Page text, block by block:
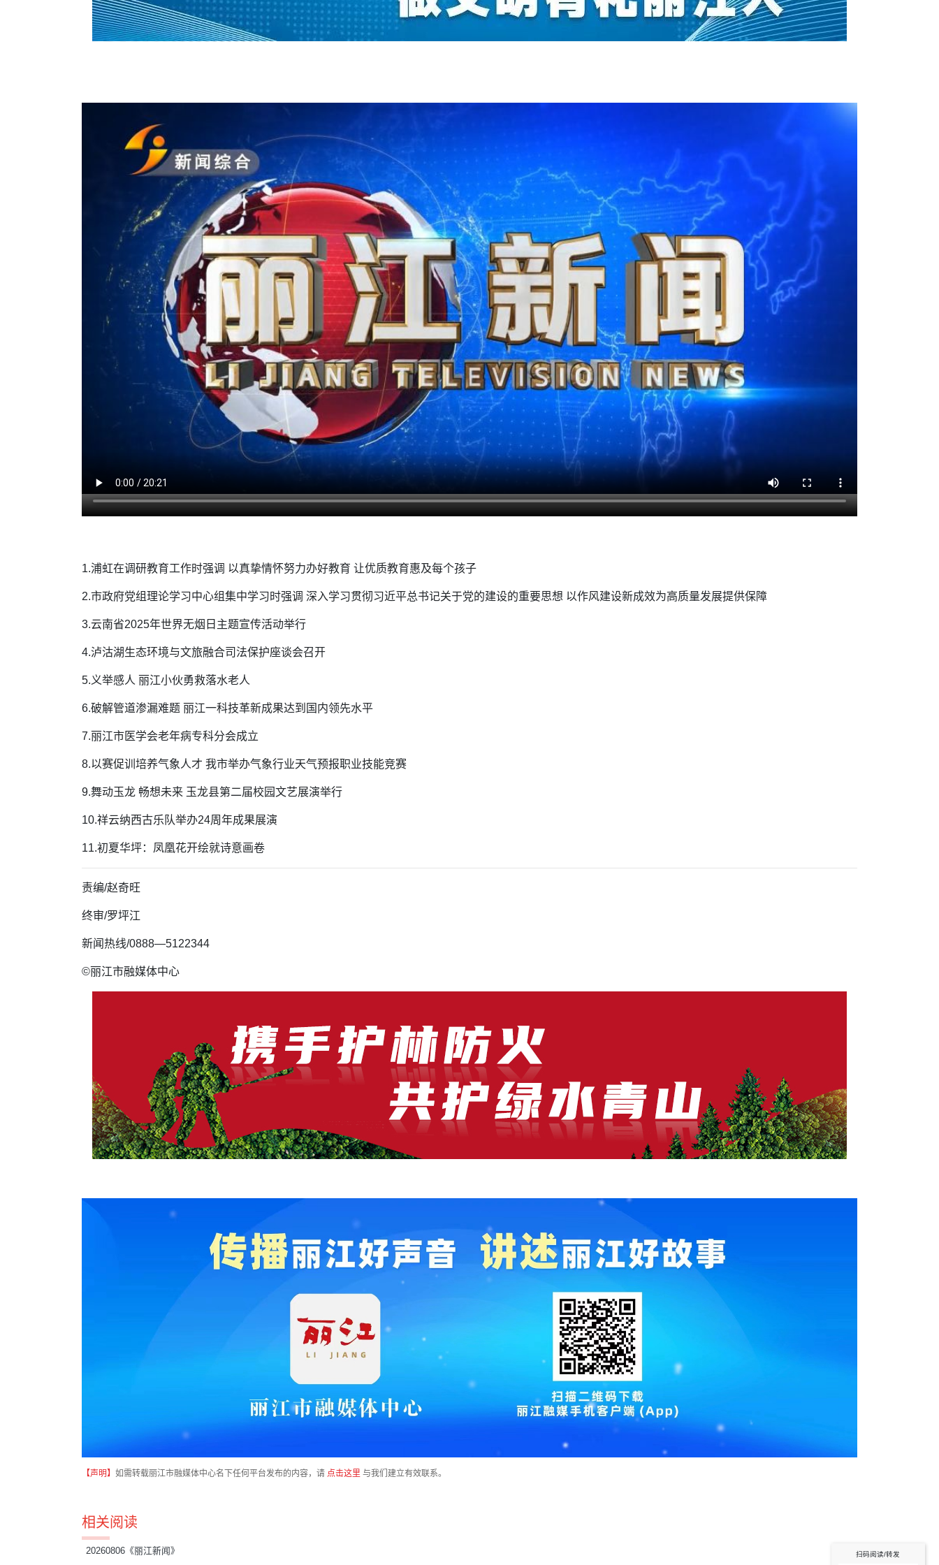
1.浦虹在调研教育工作时强调 以真挚情怀努力办好教育 让优质教育惠及每个孩子
2.市政府党组理论学习中心组集中学习时强调 深入学习贯彻习近平总书记关于党的建设的重要思想 以作风建设新成效为高质量发展提供保障
3.云南省2025年世界无烟日主题宣传活动举行
4.泸沽湖生态环境与文旅融合司法保护座谈会召开
5.义举感人 丽江小伙勇救落水老人
6.破解管道渗漏难题 丽江一科技革新成果达到国内领先水平
7.丽江市医学会老年病专科分会成立
8.以赛促训培养气象人才 我市举办气象行业天气预报职业技能竞赛
9.舞动玉龙 畅想未来 玉龙县第二届校园文艺展演举行
10.祥云纳西古乐队举办24周年成果展演
11.初夏华坪：凤凰花开绘就诗意画卷
责编/赵奇旺
终审/罗坪江
新闻热线/0888—5122344
©丽江市融媒体中心
【声明】 如需转载丽江市融媒体中心名下任何平台发布的内容，请 点击这里 与我们建立有效联系。
相关阅读
20260806《丽江新闻》 扫码阅读/转发